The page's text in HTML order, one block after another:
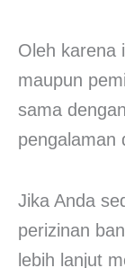
Oleh karena
maupun
sama
pengalaman
Jika Anda
perizinan
lebih lanjut